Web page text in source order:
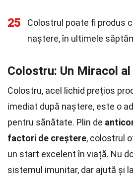
25
Colostrul poate fi produs
naștere, în ultimele
Colostru: Un Miracol
Colostru, acel lichid prețios
imediat după naștere, este o
pentru sănătate. Plin de
factori de creștere, colostrul
un start excelent în viață. Nu
sistemul imunitar, dar ajută și